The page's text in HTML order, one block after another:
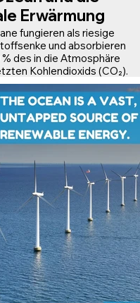
Erwärmung
fungieren als riesige
und absorbieren
des in die Atmosphäre
Kohlendioxids (CO₂).
Prozess reduziert
an Treibhausgasen in der
was wiederum dazu
globale Erwärmung zu
Fähigkeit der Ozeane,
Mengen an Kohlenstoff zu
wären die Auswirkungen
auf unseren
weitaus gravierender.